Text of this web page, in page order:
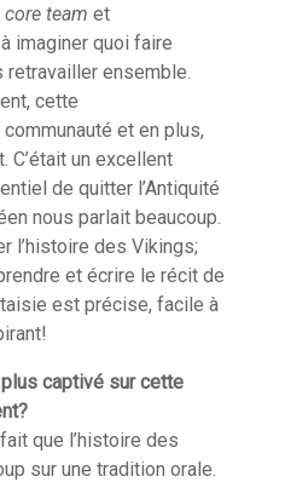
core team et
imaginer quoi faire
ensemble.
cette
et en plus,
C’était un excellent
de quitter l’Antiquité
nous parlait beaucoup.
l’histoire des Vikings;
et écrire le récit de
est précise, facile à
plus captivé sur cette
que l’histoire des
sur une tradition orale.